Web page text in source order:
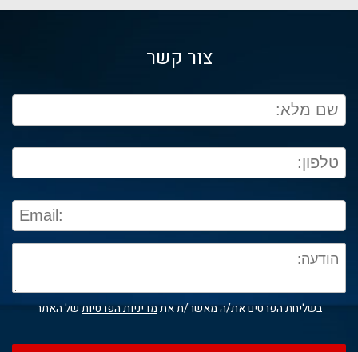
צור קשר
בשליחת הפרטים את/ה מאשר/ת אתמדיניות הפרטיותשל האתר